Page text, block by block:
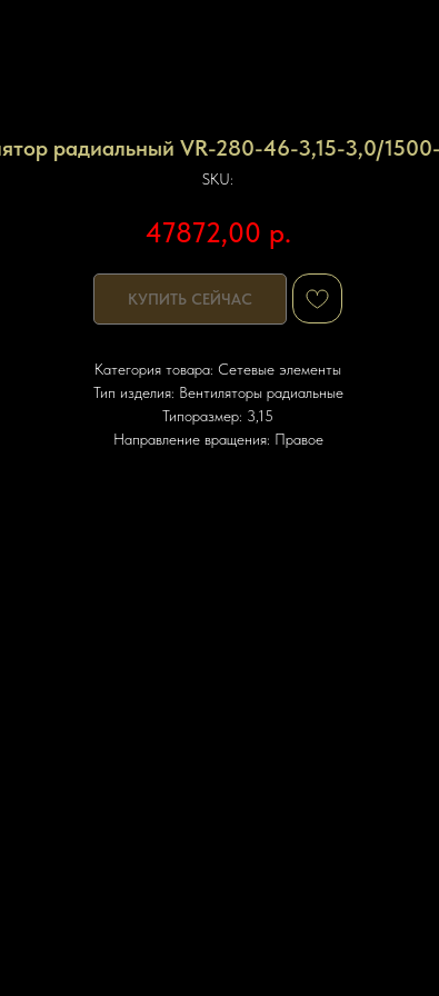
радиальный VR-280-46-3,15-3,0/
SKU:
47872,00 р.
КУПИТЬ СЕЙЧАС
Категория товара: Сетевые элементы
Тип изделия: Вентиляторы радиальные
Типоразмер: 3,15
Направление вращения: Правое